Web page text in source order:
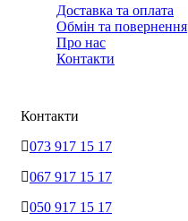
Доставка та оплата
Обмін та повернення
Про нас
Контакти
Контакти
073 917 15 17
067 917 15 17
050 917 15 17